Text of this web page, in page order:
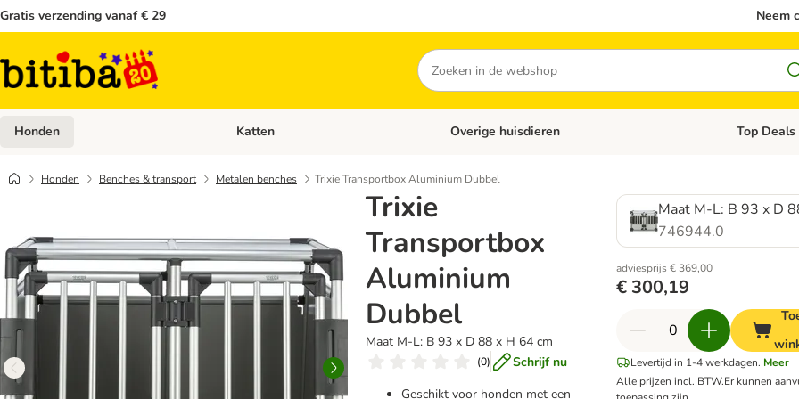
Gratis verzending vanaf € 29 Neem
Zoeken
Honden Open categoriemenu: Honden
Katten Open categoriemenu: Katten
Overige huisdieren Open
Top Deals
Honden Benches & transport Metalen benches Trixie Transportbox Aluminium Dubbel
Trixie
Transportbox
Aluminium
Dubbel
Maat M-L: B 93 x D 88 x H 64 cm
(0)
Schrijf nu
Geschikt voor honden met een
Maat M-L: B 93 x D
746944.0
adviesprijs € 369,00
€ 300,19
Levertijd in 1-4 werkdagen. Meer
Alle prijzen incl. BTW.Er kunnen